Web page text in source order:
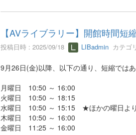
【AVライブラリー】開館時間短
投稿日時 : 2025/09/18 LIBadmin カテゴ
9月26日(金)以降、以下の通り、短縮では
月曜日 10:50 ～ 16:00
火曜日 10:50 ～ 18:15
水曜日 10:50 ～ 15:15 ★ほかの曜日よ
木曜日 10:50 ～ 16:00
金曜日 11:25 ～ 16:00